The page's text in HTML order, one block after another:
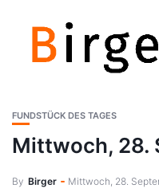
FUNDSTÜCK DES TAGES
Mittwoch, 28.
By Birger Mittwoch, 28.